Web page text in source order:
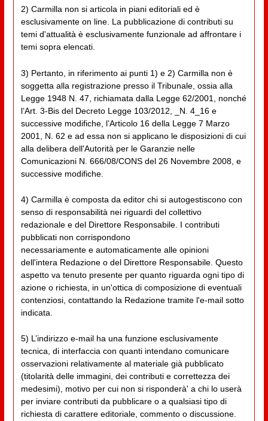
2) Carmilla non si articola in piani editoriali ed è
esclusivamente on line. La pubblicazione di contributi su
temi d'attualità è esclusivamente funzionale ad affrontare i
temi sopra elencati.
3) Pertanto, in riferimento ai punti 1) e 2) Carmilla non è
soggetta alla registrazione presso il Tribunale, ossia alla
Legge 1948 N. 47, richiamata dalla Legge 62/2001, nonché
l’Art. 3-Bis del Decreto Legge 103/2012, _N. 4_16 e
successive modifiche, l’Articolo 16 della Legge 7 Marzo
2001, N. 62 e ad essa non si applicano le disposizioni di cui
alla delibera dell'Autorità per le Garanzie nelle
Comunicazioni N. 666/08/CONS del 26 Novembre 2008, e
successive modifiche.
4) Carmilla è composta da editor chi si autogestiscono con
senso di responsabilità nei riguardi del collettivo
redazionale e del Direttore Responsabile. I contributi
pubblicati non corrispondono
necessariamente e automaticamente alle opinioni
dell'intera Redazione o del Direttore Responsabile. Questo
aspetto va tenuto presente per quanto riguarda ogni tipo di
azione o richiesta, in un'ottica di composizione di eventuali
contenziosi, contattando la Redazione tramite l'e-mail sotto
indicata.
5) L’indirizzo e-mail ha una funzione esclusivamente
tecnica, di interfaccia con quanti intendano comunicare
osservazioni relativamente al materiale già pubblicato
(titolarità delle immagini, dei contributi e correttezza dei
medesimi), motivo per cui non si risponderà' a chi lo userà
per inviare contributi da pubblicare o a qualsiasi tipo di
richiesta di carattere editoriale, commento o discussione.